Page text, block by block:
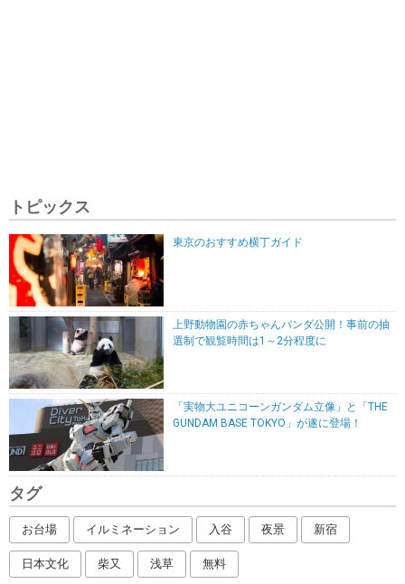
トピックス
東京のおすすめ横丁ガイド
上野動物園の赤ちゃんパンダ公開！事前の抽
選制で観覧時間は1～2分程度に
「実物大ユニコーンガンダム立像」と「THE
GUNDAM BASE TOKYO」が遂に登場！
タグ
お台場 イルミネーション 入谷 夜景 新宿
日本文化 柴又 浅草 無料